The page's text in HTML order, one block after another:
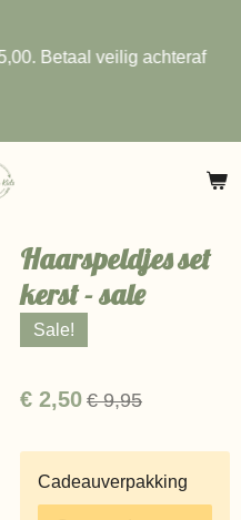
Betaal veilig achteraf
Haarspeldjes set
kerst - sale
Sale!
€ 2,50 € 9,95
Cadeauverpakking